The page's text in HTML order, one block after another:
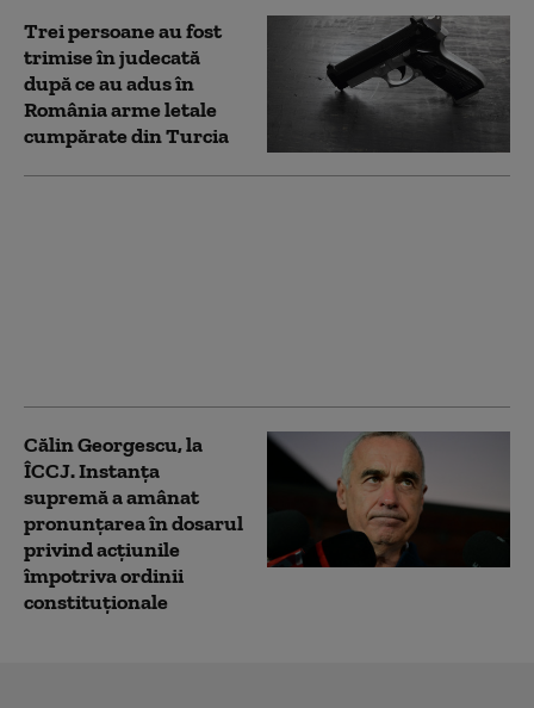
Trei persoane au fost
trimise în judecată
după ce au adus în
România arme letale
cumpărate din Turcia
Călin Georgescu, la
ÎCCJ. Instanța
supremă a amânat
pronunțarea în dosarul
privind acțiunile
împotriva ordinii
constituționale